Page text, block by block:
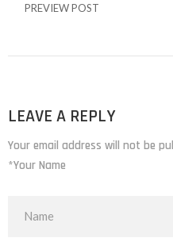
PREVIEW POST
LEAVE A REPLY
Your email address will not be
*Your Name